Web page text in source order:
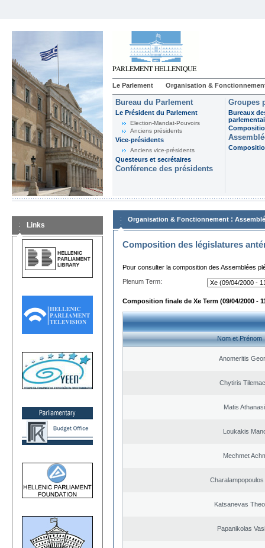
Le Parlement Organisation &
Bureau du Parlement
Le Président du Parlement
Election-Mandat-Pouvoirs
Anciens présidents
Vice-présidents
Anciens vice-présidents
Questeurs et secrétaires
Conférence des présidents
Groupes
Bureaux
Links
Organisation & Fonctionnement :
Composition des législatures
Pour consulter la composition des Assemblées
Plenum Term:
Composition finale de Xe Term (09/04/2000 -
Nom et Prénom
Anomeritis
Chytiris
Matis
Loukakis
Mechmet
Katsanevas
Papanikolas